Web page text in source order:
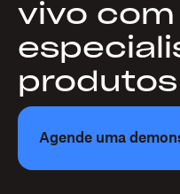
vivo com
produtos
Agende uma